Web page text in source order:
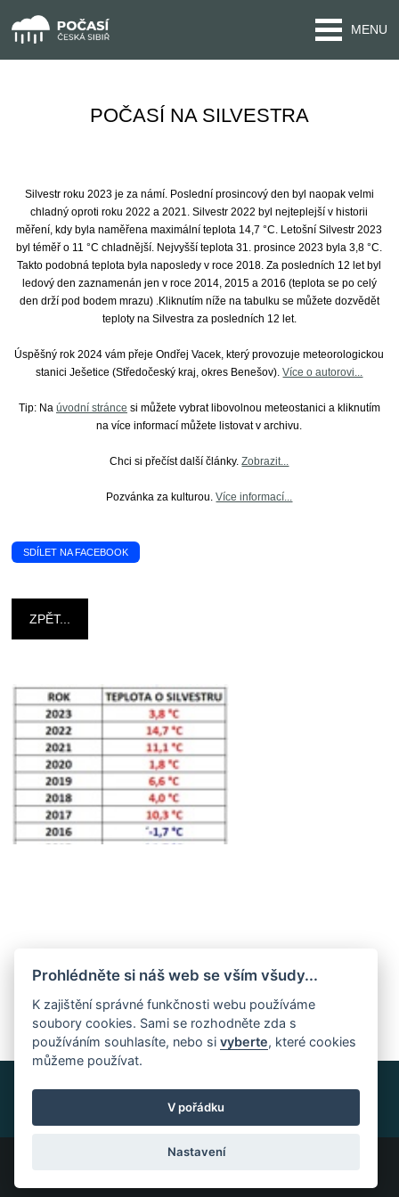
MENU
POČASÍ NA SILVESTRA
Silvestr roku 2023 je za námí. Poslední prosincový den byl naopak velmi
chladný oproti roku 2022 a 2021. Silvestr 2022 byl nejteplejší v historii
měření, kdy byla naměřena maximální teplota 14,7 °C. Letošní Silvestr 2023
byl téměř o 11 °C chladnější. Nejvyšší teplota 31. prosince 2023 byla 3,8 °C.
Takto podobná teplota byla naposledy v roce 2018. Za posledních 12 let byl
ledový den zaznamenán jen v roce 2014, 2015 a 2016 (teplota se po celý
den drží pod bodem mrazu) .Kliknutím níže na tabulku se můžete dozvědět
teploty na Silvestra za posledních 12 let.
Úspěšný rok 2024 vám přeje Ondřej Vacek, který provozuje meteorologickou
stanici Ješetice (Středočeský kraj, okres Benešov).Více o autorovi...
Tip: Na úvodní stránce si můžete vybrat libovolnou meteostanici a kliknutím
na více informací můžete listovat v archivu.
Chci si přečíst další články.Zobrazit...
Pozvánka za kulturou.Více informací...
SDÍLET NA FACEBOOK
ZPĚT...
Teplota o Silvestru
Prohlédněte si náš web se vším všudy...
K zajištění správné funkčnosti webu používáme
soubory cookies. Sami se rozhodněte zda s
používáním souhlasíte, nebo si vyberte, které cookies
můžeme používat.
V pořádku
Nastavení